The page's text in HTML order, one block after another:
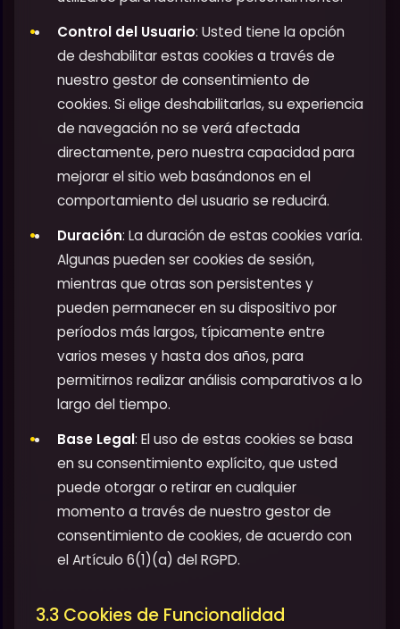
Control del Usuario: Usted tiene la opción
de deshabilitar estas cookies a través de
nuestro gestor de consentimiento de
cookies. Si elige deshabilitarlas, su experiencia
de navegación no se verá afectada
directamente, pero nuestra capacidad para
mejorar el sitio web basándonos en el
comportamiento del usuario se reducirá.
Duración: La duración de estas cookies varía.
Algunas pueden ser cookies de sesión,
mientras que otras son persistentes y
pueden permanecer en su dispositivo por
períodos más largos, típicamente entre
varios meses y hasta dos años, para
permitirnos realizar análisis comparativos a lo
largo del tiempo.
Base Legal: El uso de estas cookies se basa
en su consentimiento explícito, que usted
puede otorgar o retirar en cualquier
momento a través de nuestro gestor de
consentimiento de cookies, de acuerdo con
el Artículo 6(1)(a) del RGPD.
3.3 Cookies de Funcionalidad